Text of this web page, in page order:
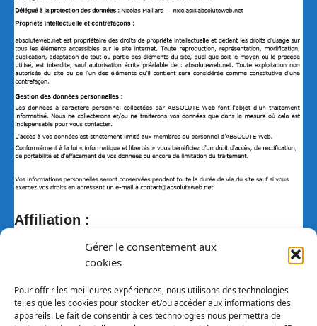
Gérer le consentement aux
cookies
Pour offrir les meilleures expériences, nous utilisons des technologies
telles que les cookies pour stocker et/ou accéder aux informations des
appareils. Le fait de consentir à ces technologies nous permettra de
Affiliation :
Le site bedline.fr participe au Programme
Partenaires d’Amazon EU, un programme
d’affiliation conçu pour permettre à des sites de
percevoir une rémunération grâce à la création
de liens vers Amazon.fr.